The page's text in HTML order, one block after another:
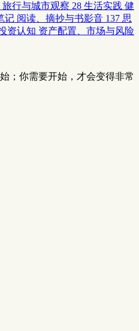
旅行与城市观察 28 生活实践 健
记 阅读、摘抄与书影音 137 思
资认知 资产配置、市场与风险
；你需要开始，才会变得非常